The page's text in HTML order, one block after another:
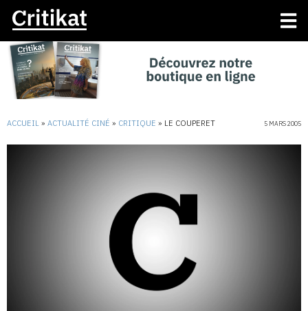
ACCUEIL » ACTUALITÉ CINÉ » CRITIQUE » LE COUPERET 5 MARS 2005